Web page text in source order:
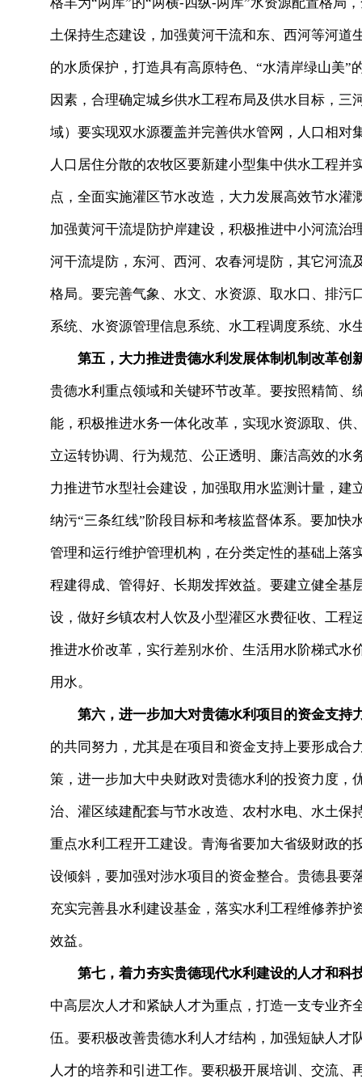
土保持生态建设，加强黄河干流和东、西河等河
的水质保护，打造具有高原特色、“水清岸绿山美
因素，合理确定城乡供水工程布局及供水目标，
域）要实现双水源覆盖并完善供水管网，人口相
人口居住分散的农牧区要新建小型集中供水工程
点，全面实施灌区节水改造，大力发展高效节水
加强黄河干流堤防护岸建设，积极推进中小河流
河干流堤防，东河、西河、农春河堤防，其它河流
格局。要完善气象、水文、水资源、取水口、排
系统、水资源管理信息系统、水工程调度系统、
第五，大力推进贵德水利发展体制机制改革创
贵德水利重点领域和关键环节改革。要按照精简
能，积极推进水务一体化改革，实现水资源取、
立运转协调、行为规范、公正透明、廉洁高效的
力推进节水型社会建设，加强取用水监测计量，
纳污“三条红线”阶段目标和考核监督体系。要加
管理和运行维护管理机构，在分类定性的基础上
程建得成、管得好、长期发挥效益。要建立健全
设，做好乡镇农村人饮及小型灌区水费征收、工
推进水价改革，实行差别水价、生活用水阶梯式
用水。
第六，进一步加大对贵德水利项目的资金支持
的共同努力，尤其是在项目和资金支持上要形成
策，进一步加大中央财政对贵德水利的投资力度
治、灌区续建配套与节水改造、农村水电、水土
重点水利工程开工建设。青海省要加大省级财政
设倾斜，要加强对涉水项目的资金整合。贵德县要
充实完善县水利建设基金，落实水利工程维修养
效益。
第七，着力夯实贵德现代水利建设的人才和科
中高层次人才和紧缺人才为重点，打造一支专业
伍。要积极改善贵德水利人才结构，加强短缺人
人才的培养和引进工作。要积极开展培训、交流